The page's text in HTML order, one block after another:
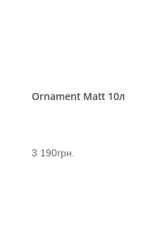
Ornament Matt 10л
3 190грн.